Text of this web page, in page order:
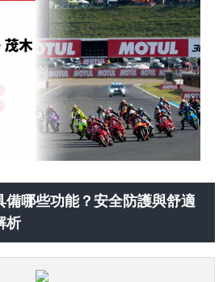
備哪些功能？安全防護與舒適
析